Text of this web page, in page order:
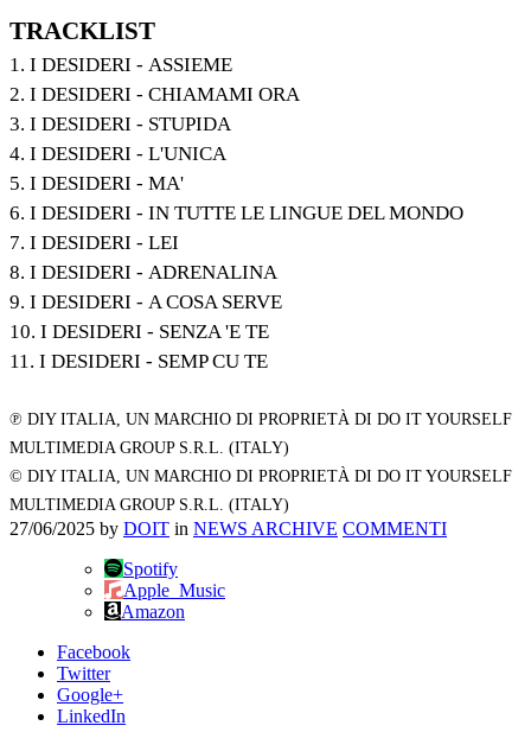
TRACKLIST
1. I DESIDERI - ASSIEME
2. I DESIDERI - CHIAMAMI ORA
3. I DESIDERI - STUPIDA
4. I DESIDERI - L'UNICA
5. I DESIDERI - MA'
6. I DESIDERI - IN TUTTE LE LINGUE DEL MONDO
7. I DESIDERI - LEI
8. I DESIDERI - ADRENALINA
9. I DESIDERI - A COSA SERVE
10. I DESIDERI - SENZA 'E TE
11. I DESIDERI - SEMP CU TE
℗ DIY ITALIA, UN MARCHIO DI PROPRIETÀ DI DO IT YOURSELF
MULTIMEDIA GROUP S.R.L. (ITALY)
© DIY ITALIA, UN MARCHIO DI PROPRIETÀ DI DO IT YOURSELF
MULTIMEDIA GROUP S.R.L. (ITALY)
27/06/2025 by DOIT in NEWS ARCHIVE COMMENTI
Spotify
Apple_Music
Amazon
Facebook
Twitter
Google+
LinkedIn